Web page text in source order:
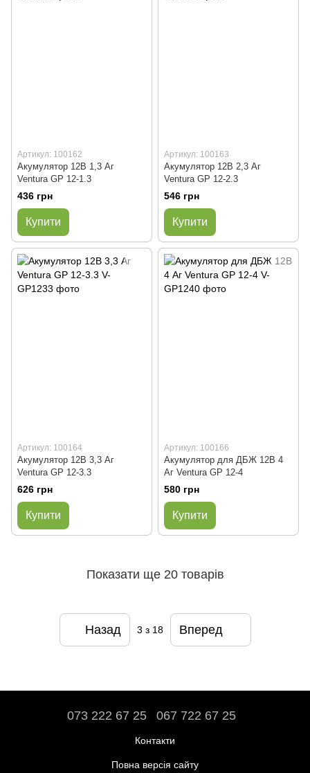
Артикул: 100162
Акумулятор 12В 1,3 Аг
Ventura GP 12-1.3
436 грн
Купити
Артикул: 100163
Акумулятор 12В 2,3 Аг
Ventura GP 12-2.3
546 грн
Купити
Артикул: 100164
Акумулятор 12В 3,3 Аг
Ventura GP 12-3.3
626 грн
Купити
Артикул: 100166
Акумулятор для ДБЖ 12В 4
Аг Ventura GP 12-4
580 грн
Купити
Показати ще 20 товарів
Назад 3 з 18 Вперед
073 222 67 25 067 722 67 25
Контакти
Повна версія сайту